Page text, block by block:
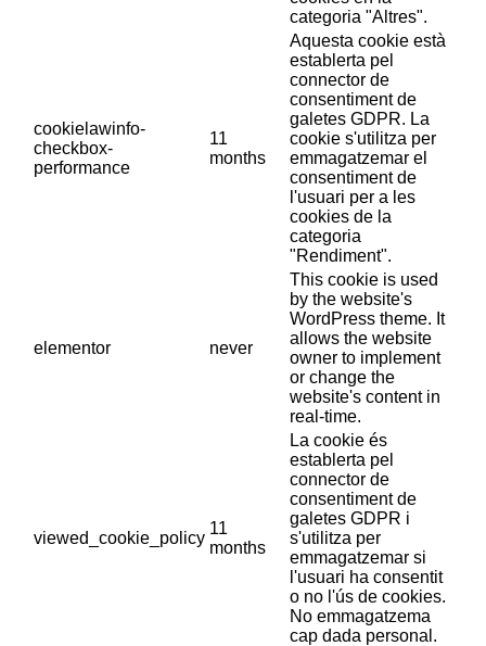
categoria "Altres".
cookielawinfo-
checkbox-
performance
11
months
Aquesta cookie està
establerta pel
connector de
consentiment de
galetes GDPR. La
cookie s'utilitza per
emmagatzemar el
consentiment de
l'usuari per a les
cookies de la
categoria
"Rendiment".
elementor never
This cookie is used
by the website's
WordPress theme. It
allows the website
owner to implement
or change the
website's content in
real-time.
viewed_cookie_policy
11
months
La cookie és
establerta pel
connector de
consentiment de
galetes GDPR i
s'utilitza per
emmagatzemar si
l'usuari ha consentit
o no l'ús de cookies.
No emmagatzema
cap dada personal.